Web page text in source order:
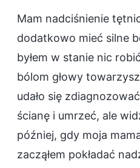
Mam nadciśnienie
dodatkowo mieć silne
byłem w stanie nic
bólom głowy
udało się
ścianę i umrzeć, ale
później, gdy moja
zacząłem pokładać